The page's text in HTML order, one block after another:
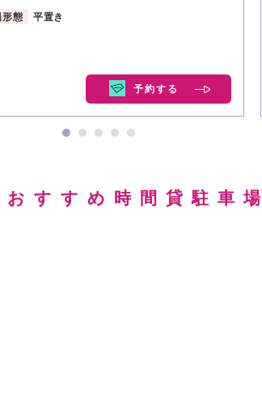
態 平置き
予約する
すすめ時間貸駐車場